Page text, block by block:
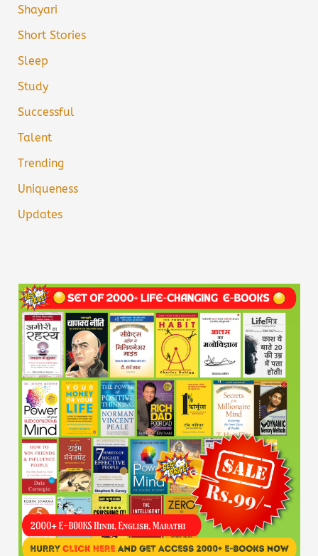
Shayari
Short Stories
Sleep
Study
Successful
Talent
Trending
Uniqueness
Updates